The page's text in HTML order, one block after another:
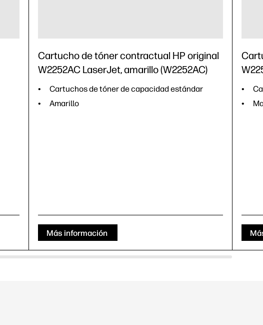
Cartucho de tóner contractual HP original
W2252AC LaserJet, amarillo (W2252AC)
Cartuchos de tóner de capacidad estándar
Amarillo
Más información